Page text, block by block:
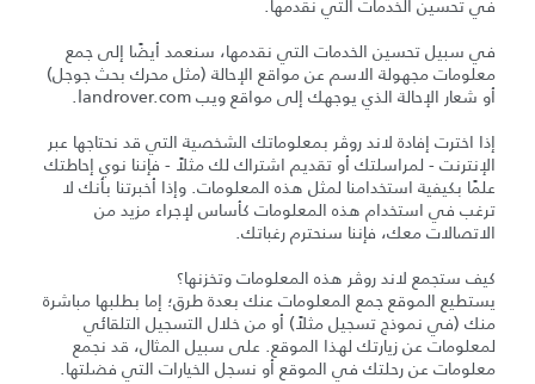
في تحسين الخدمات التي نقدمها.
في سبيل تحسين الخدمات التي نقدمها، سنعمد أيضًا إلى جمع
معلومات مجهولة الاسم عن مواقع الإحالة (مثل محرك بحث جوجل)
أو شعار الإحالة الذي يوجهك إلى مواقع ويب landrover.com.
إذا اخترت إفادة لاند روڤر بمعلوماتك الشخصية التي قد نحتاجها عبر
الإنترنت - لمراسلتك أو تقديم اشتراك لك مثلاً - فإننا نوي إحاطتك
علمًا بكيفية استخدامنا لمثل هذه المعلومات. وإذا أخبرتنا بأنك لا
ترغب في استخدام هذه المعلومات كأساس لإجراء مزيد من
الاتصالات معك، فإننا سنحترم رغباتك.
كيف ستجمع لاند روڤر هذه المعلومات وتخزنها؟
يستطيع الموقع جمع المعلومات عنك بعدة طرق؛ إما بطلبها مباشرة
منك (في نموذج تسجيل مثلاً) أو من خلال التسجيل التلقائي
لمعلومات عن زيارتك لهذا الموقع. على سبيل المثال، قد نجمع
معلومات عن رحلتك في الموقع أو نسجل الخيارات التي فضلتها.